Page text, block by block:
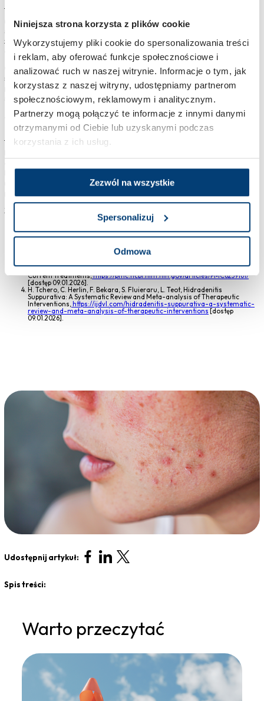
Niniejsza strona korzysta z plików cookie
Wykorzystujemy pliki cookie do spersonalizowania treści
i reklam, aby oferować funkcje społecznościowe i
analizować ruch w naszej witrynie. Informacje o tym, jak
korzystasz z naszej witryny, udostępniamy partnerom
społecznościowym, reklamowym i analitycznym.
Partnerzy mogą połączyć te informacje z innymi danymi
otrzymanymi od Ciebie lub uzyskanymi podczas
korzystania z ich usług.
Zezwól na wszystkie
Spersonalizuj
Odmowa
Trądzik odwrócony to choroba przewlekła, co oznacza, że zazwyczaj ma
nawrotowy charakter i wymaga długotrwałego leczenia. Choć
się go całkowicie wyleczyć
, odpowiednia terapia – farmakologiczna,
zabiegowa i wspomagająca – może skuteczniezmniejszyć nasilenie
objawów i zapobiegać nawrotom
Czy trądzik odwrócony jest śmiertelny?Nie, sama choroba nie jest
śmiertelna. Jednak jej powikłania, takie jak ciężkie zakażenia, silny ból czy
problemy psychiczne, mogą znacznie obniżać jakość życia i wymagają
specjalistycznego wsparcia.
Trądzik odwrócony – podsumowanie
Trądzik odwrócony to choroba zapalna skóry, której nie należy ignorować.
kontakt z dermatologiem i konsekwentne przestrzeganie zaleceń. Dzięki
nowoczesnym terapiom i rosnącej wiedzy medycznej wiele osób może dziś
Źródła:
suppurativa,https://www.thelancet.com/journals/lancet/article/PIIS0140-
6736%2824%2902475-9/fulltext? [dostęp 09.01.2026].
S. Yazdanyar, G. B. E. Jemec, Hidradenitis suppurativa: a review of cause
https://pubmed.ncbi.nlm.nih.gov/21192260/
C. Vinkel, S. F. Thomsen, Hidradenitis Suppurativa: Causes, Features, and
Current Treatments,https://pmc.ncbi.nlm.nih.gov/articles/PMC6239161/
[dostęp 09.01.2026].
H. Tchero, C. Herlin, F. Bekara, S. Fluieraru, L. Teot, Hidradenitis
Suppurativa: A Systematic Review and Meta-analysis of Therapeutic
Interventions, https://ijdvl.com/hidradenitis-suppurativa-a-systematic-
review-and-meta-analysis-of-therapeutic-interventions [dostęp
09.01.2026].
Udostępnij artykuł:
Spis treści:
Warto przeczytać